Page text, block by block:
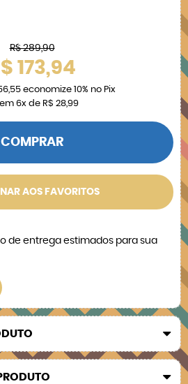
R$ 289,90
173,94
economize 10% no Pix
6xde R$ 28,99
COMPRAR
AOS FAVORITOS
de entrega estimados para sua